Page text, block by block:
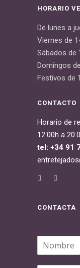
HORARIO
De lunes a
Viernes de
Sábados de
Domingos
Festivos de
CONTACTO
Horario de
12.00h a
tel: +34 91
CONTACTA